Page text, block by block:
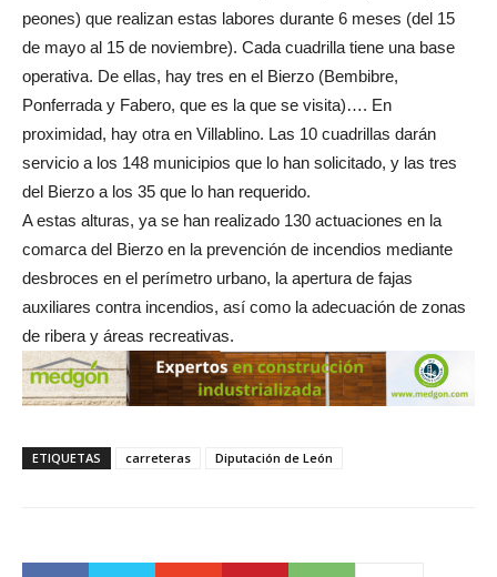
peones) que realizan estas labores durante 6 meses (del 15
de mayo al 15 de noviembre). Cada cuadrilla tiene una base
operativa. De ellas, hay tres en el Bierzo (Bembibre,
Ponferrada y Fabero, que es la que se visita)…. En
proximidad, hay otra en Villablino. Las 10 cuadrillas darán
servicio a los 148 municipios que lo han solicitado, y las tres
del Bierzo a los 35 que lo han requerido.
A estas alturas, ya se han realizado 130 actuaciones en la
comarca del Bierzo en la prevención de incendios mediante
desbroces en el perímetro urbano, la apertura de fajas
auxiliares contra incendios, así como la adecuación de zonas
de ribera y áreas recreativas.
ETIQUETAS carreteras Diputación de León